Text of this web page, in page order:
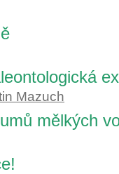
Mazuch
mělkých